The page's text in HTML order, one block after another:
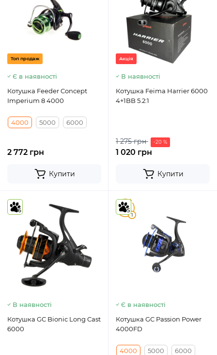
Топ продаж
Є в наявності
Котушка Feeder Concept
Imperium 8 4000
4000 5000 6000
2 772 грн
Купити
Акція
В наявності
Котушка Feima Harrier 6000
4+1BB 5.2:1
1 275 грн -20 %
1 020 грн
Купити
6
В наявності
Котушка GC Bionic Long Cast
6000
5
1
5
Є в наявності
Котушка GC Passion Power
4000FD
4000 5000 6000